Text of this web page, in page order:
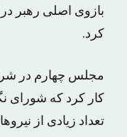
بازوی اصلی رهبر
کرد.
کار کرد که شورای
تعداد زیادی از